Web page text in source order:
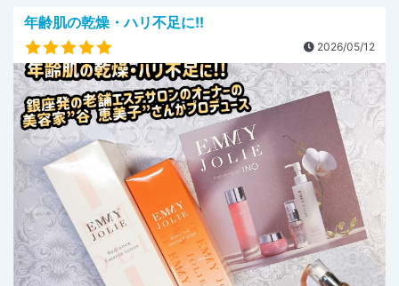
年齢肌の乾燥・ハリ不足に!!
2026/05/12